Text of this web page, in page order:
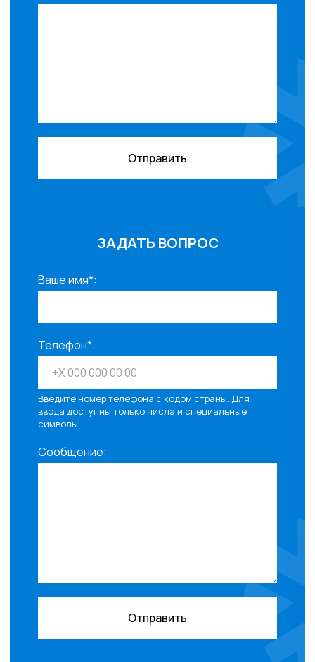
Отправить
ЗАДАТЬ ВОПРОС
Ваше имя*:
Телефон*:
Введите номер телефона с кодом страны. Для
ввода доступны только числа и специальные
символы
Сообщение:
Отправить